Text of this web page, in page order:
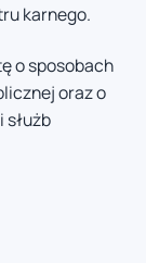
karnego.
o sposobach
oraz o